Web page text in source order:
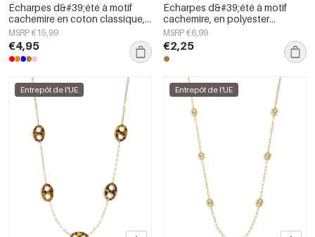
Écharpes d&#39;été à motif
cachemire en coton classique,
accessoires du quotidien
MSRP €15,99
€4,95
Écharpes d&#39;été à motif
cachemire, en polyester
décontracté, accessoires du
quotidien
MSRP €6,99
€2,25
Entrepôt de l'UE Entrepôt de l'UE